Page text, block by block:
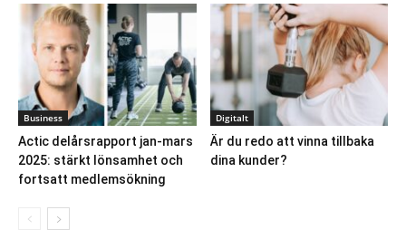
Business
Actic delårsrapport jan-mars
2025: stärkt lönsamhet och
fortsatt medlemsökning
Digitalt
Är du redo att vinna tillbaka
dina kunder?